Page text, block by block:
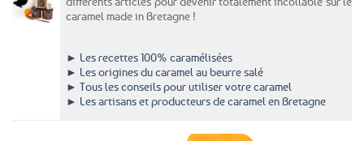
Breizh et bien d'autres !
déguste à la petite cuillère
Fabriqué à partir d’ingrédients simples mais
savamment dosés– sucre, crème, beurre demi-
sel et une touche de fleur de sel de Guérande
caramel made in Bretagne !
► Les recettes 100% caramélisées
► Les origines du caramel au beurre salé
► Tous les conseils pour utiliser votre caramel
► Les artisans et producteurs de caramel en Bretagne